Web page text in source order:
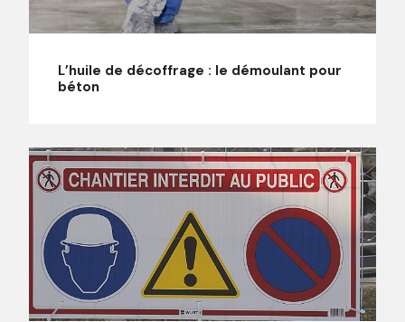
L’huile de décoffrage : le démoulant pour
béton